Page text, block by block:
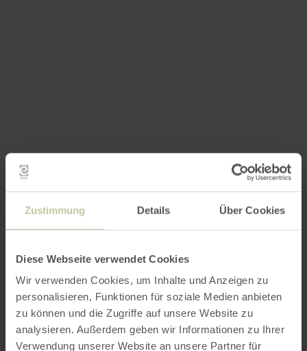
Zustimmung Details Über Cookies
Diese Webseite verwendet Cookies
Wir verwenden Cookies, um Inhalte und Anzeigen zu
personalisieren, Funktionen für soziale Medien anbieten
zu können und die Zugriffe auf unsere Website zu
analysieren. Außerdem geben wir Informationen zu Ihrer
Verwendung unserer Website an unsere Partner für